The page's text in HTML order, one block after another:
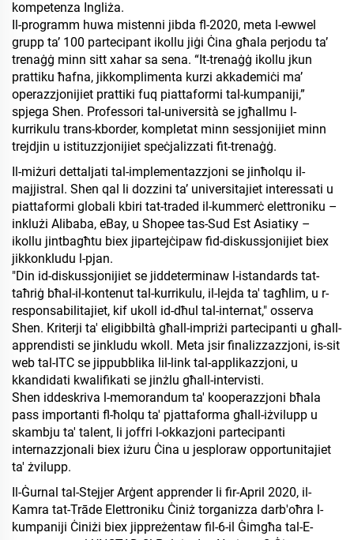
kompetenza Ingliża.
Il-programm huwa mistenni jibda fl-2020, meta l-ewwel
grupp ta’ 100 partecipant ikollu jiġi Ċina għala perjodu ta’
trenaġġ minn sitt xahar sa sena. “It-trenaġġ ikollu jkun
prattiku ħafna, jikkomplimenta kurzi akkademiċi ma’
operazzjonijiet prattiki fuq piattaformi tal-kumpaniji,”
spjega Shen. Professori tal-università se jgħallmu l-
kurrikulu trans-kborder, kompletat minn sessjonijiet minn
trejdjin u istituzzjonijiet speċjalizzati fit-trenaġġ.
Il-miżuri dettaljati tal-implementazzjoni se jinħolqu il-
majjistral. Shen qal li dozzini ta’ universitajiet interessati u
piattaformi globali kbiri tat-traded il-kummerċ elettroniku –
inklużi Alibaba, eBay, u Shopee tas-Sud Est Asiatiку –
ikollu jintbagħtu biex jipartejċipaw fid-diskussjonijiet biex
jikkonkludu l-pjan.
"Din id-diskussjonijiet se jiddeterminaw l-istandards tat-
taħriġ bħal-il-kontenut tal-kurrikulu, il-lejda ta' tagħlim, u r-
responsabilitajiet, kif ukoll id-dħul tal-internat," osserva
Shen. Kriterji ta' eligibbiltà għall-impriżi partecipanti u għall-
apprendisti se jinkludu wkoll. Meta jsir finalizzazzjoni, is-sit
web tal-ITC se jippubblika lil-link tal-applikazzjoni, u
kkandidati kwalifikati se jinżlu għall-intervisti.
Shen iddeskriva l-memorandum ta' kooperazzjoni bħala
pass importanti fl-ħolqu ta' pjattaforma għall-iżvilupp u
skambju ta' talent, li joffri l-okkazjoni partecipanti
internazzjonali biex iżuru Ċina u jesploraw opportunitajiet
ta' żvilupp.
Il-Ġurnal tal-Stejjer Arġent apprender li fir-April 2020, il-
Kamra tat-Trāde Elettroniku Ċiniż torganizza darb'oħra l-
kumpaniji Ċiniżi biex jippreżentaw fil-6-il Ġimgħa tal-E-